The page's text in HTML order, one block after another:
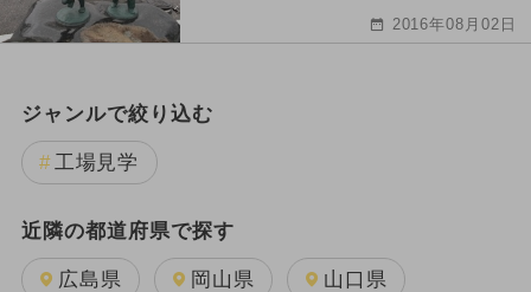
2016年08月02日
ジャンルで絞り込む
工場見学
近隣の都道府県で探す
広島県 岡山県 山口県